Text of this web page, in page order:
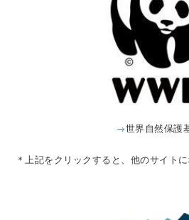
→世界自然保護
＊上記をクリックすると、他のサイト